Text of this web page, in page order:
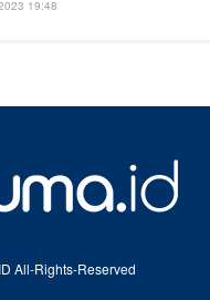
19:48
All-Rights-Reserved